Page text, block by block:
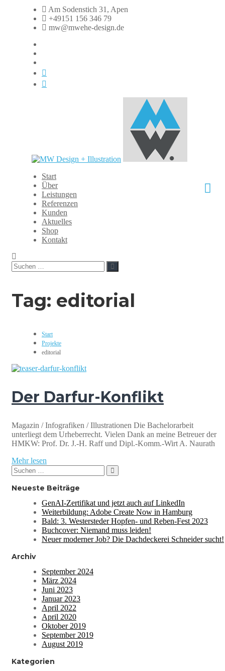
Am Sodenstich 31, Apen
+49151 156 346 79
mw@mwehe-design.de
Design
Illustration
Grafikdesign,
Webdesign,
Marketing,
Mediengestaltung
Start
Über
Leistungen
Referenzen
Kunden
Aktuelles
Shop
Kontakt
Suchen
nach:
Suchen
Tag: editorial
Start
Projekte
editorial
Der Darfur-Konflikt
Magazin / Infografiken / Illustrationen Die Bachelorarbeit
unterliegt dem Urheberrecht. Vielen Dank an meine Betreuer der
HMKW: Prof. Dr. J.-H. Raff und Dipl.-Komm.-Wirt A. Naurath
Mehr lesen
Suchen
nach:
Suchen
Neueste Beiträge
GenAI-Zertifikat und jetzt auch auf LinkedIn
Weiterbildung: Adobe Create Now in Hamburg
Bald: 3. Westersteder Hopfen- und Reben-Fest 2023
Buchcover: Niemand muss leiden!
Neuer moderner Job? Die Dachdeckerei Schneider sucht!
Archiv
September 2024
März 2024
Juni 2023
Januar 2023
April 2022
April 2020
Oktober 2019
September 2019
August 2019
Kategorien